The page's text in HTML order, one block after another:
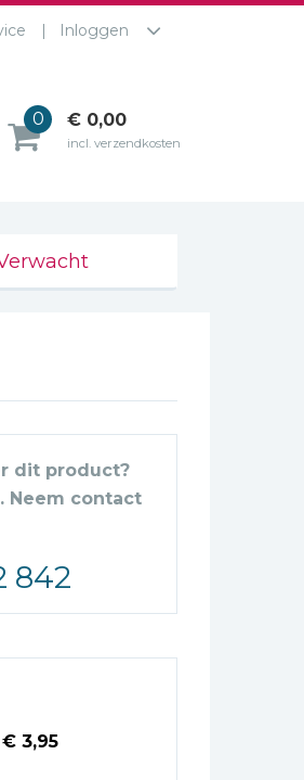
Inloggen
0 € 0,00
incl. verzendkosten
dit product?
Neem contact
842
3,95